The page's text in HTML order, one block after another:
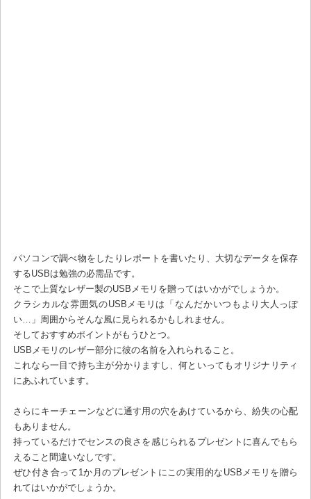
パソコンで調べ物をしたりレポートを書いたり、大切なデータを保存
するUSBは勉強の必需品です。
そこで上質なレザー製のUSBメモリを贈ってはいかがでしょうか。
クラシカルな雰囲気のUSBメモリは「なんだかいつもより大人っぽ
い…」周囲からそんな風に見られるかもしれません。
そしておすすめポイントがもうひとつ。
USBメモリのレザー部分に彼の名前を入れられること。
これなら一目で持ち主が分かりますし、何といってもオリジナリティ
にあふれています。
さらにキーチェーンなどに通す用の穴をあけているから、紛失の心配
もありません。
持っているだけでセンスの良さを感じられるプレゼントに喜んでもら
えること間違いなしです。
ぜひ付き合って1か月のプレゼントにこの実用的なUSBメモリを贈ら
れてはいかがでしょうか。